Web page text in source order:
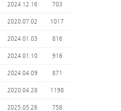
2024.12.16 703
2020.07.02 1017
2024.01.03 816
2024.01.10 916
2024.04.09 871
2020.04.28 1198
2025.05.26 758